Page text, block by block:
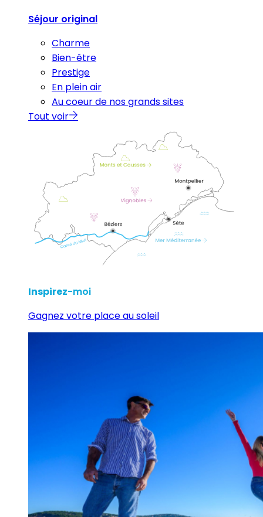
Séjour original
Charme
Bien-être
Prestige
En plein air
Au coeur de nos grands sites
Tout voir
Inspirez-moi
Gagnez votre place au soleil